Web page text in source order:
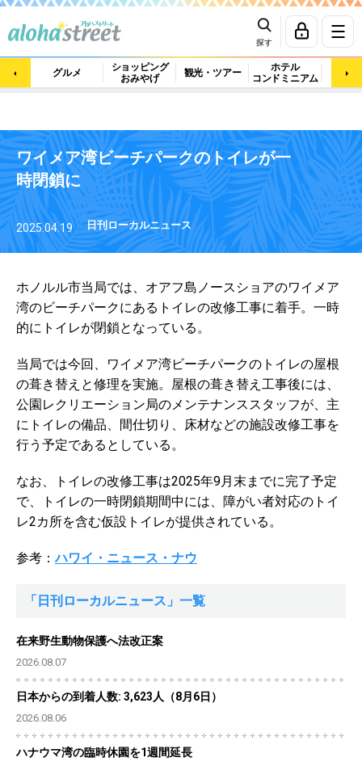
探す
グルメ
ショッピング
おみやげ
観光・ツアー
ホテル
コンドミニアム
マッ
ワイメア湾ビーチパークのトイレが一
時閉鎖に
2025.04.19 日刊ローカルニュース
ホノルル市当局では、オアフ島ノースショアのワイメア
湾のビーチパークにあるトイレの改修工事に着手。一時
的にトイレが閉鎖となっている。
当局では今回、ワイメア湾ビーチパークのトイレの屋根
の葺き替えと修理を実施。屋根の葺き替え工事後には、
公園レクリエーション局のメンテナンススタッフが、主
にトイレの備品、間仕切り、床材などの施設改修工事を
行う予定であるとしている。
なお、トイレの改修工事は2025年9月末までに完了予定
で、トイレの一時閉鎖期間中には、障がい者対応のトイ
レ2カ所を含む仮設トイレが提供されている。
参考：ハワイ・ニュース・ナウ
「日刊ローカルニュース」一覧
在来野生動物保護へ法改正案
2026.08.07
日本からの到着人数: 3,623人（8月6日）
2026.08.06
ハナウマ湾の臨時休園を1週間延長